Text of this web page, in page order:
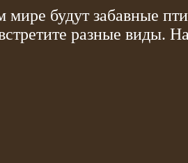
мире будут забавные
разные виды.